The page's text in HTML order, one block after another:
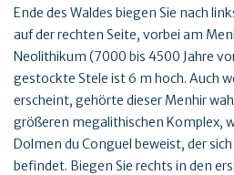
Ende des Waldes biegen Sie nach
auf der rechten Seite, vorbei am
Neolithikum (7000 bis 4500 Jahre
gestockte Stele ist 6 m hoch. Auch
erscheint, gehörte dieser Menhir
größeren megalithischen Komplex,
Dolmen du Conguel beweist, der
befindet. Biegen Sie rechts in den